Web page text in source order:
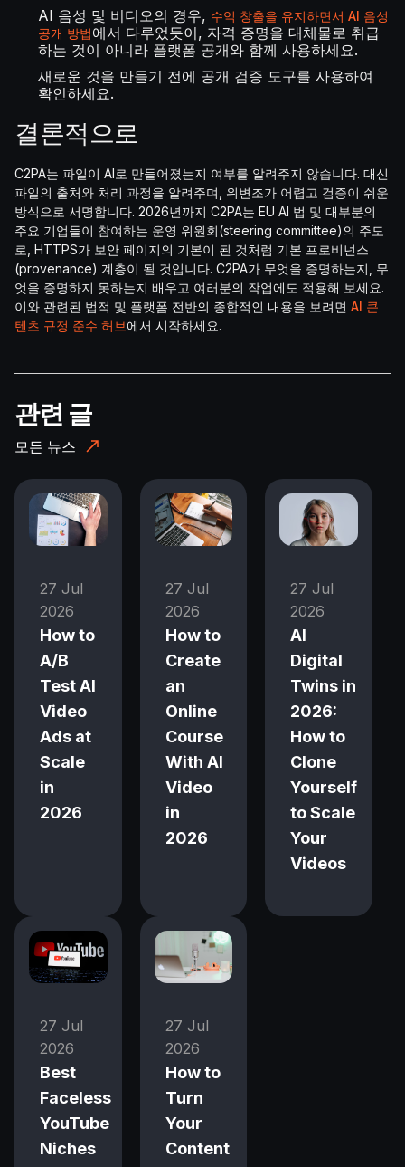
AI 음성 및 비디오의 경우, 수익 창출을 유지하면서 AI 음성
공개 방법에서 다루었듯이, 자격 증명을 대체물로 취급
하는 것이 아니라 플랫폼 공개와 함께 사용하세요.
새로운 것을 만들기 전에 공개 검증 도구를 사용하여
확인하세요.
결론적으로
C2PA는 파일이 AI로 만들어졌는지 여부를 알려주지 않습니다. 대신
파일의 출처와 처리 과정을 알려주며, 위변조가 어렵고 검증이 쉬운
방식으로 서명합니다. 2026년까지 C2PA는 EU AI 법 및 대부분의
주요 기업들이 참여하는 운영 위원회(steering committee)의 주도
로, HTTPS가 보안 페이지의 기본이 된 것처럼 기본 프로비넌스
(provenance) 계층이 될 것입니다. C2PA가 무엇을 증명하는지, 무
엇을 증명하지 못하는지 배우고 여러분의 작업에도 적용해 보세요.
이와 관련된 법적 및 플랫폼 전반의 종합적인 내용을 보려면 AI 콘
텐츠 규정 준수 허브에서 시작하세요.
관련 글
모든 뉴스
27 Jul
2026
How to
A/B
Test AI
Video
Ads at
Scale
in
2026
27 Jul
2026
How to
Create
an
Online
Course
With AI
Video
in
2026
27 Jul
2026
AI
Digital
Twins in
2026:
How to
Clone
Yourself
to Scale
Your
Videos
27 Jul
2026
Best
Faceless
YouTube
Niches
27 Jul
2026
How to
Turn
Your
Content